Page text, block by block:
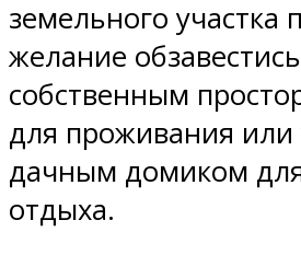
земельного участка
желание обзавестись
собственным
для проживания
дачным домиком
отдыха.